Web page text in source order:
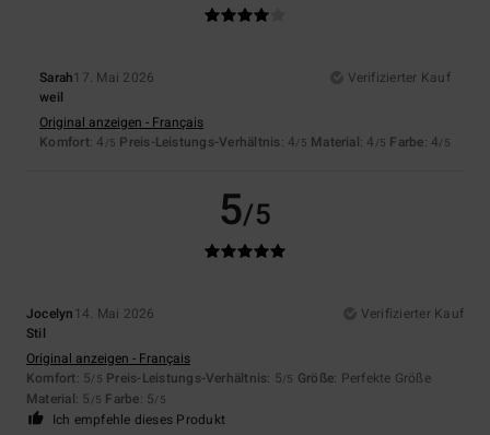
Sarah17. Mai 2026
Verifizierter Kauf
weil
Original anzeigen - Français
Komfort: 4 /5 Preis-Leistungs-Verhältnis: 4/5 Material: 4 /5 Farbe: 4/5
5/5
Jocelyn 14. Mai 2026
Verifizierter Kauf
Stil
Original anzeigen - Français
Komfort: 5/5 Preis-Leistungs-Verhältnis: 5/5 Größe: Perfekte Größe
Material: 5 /5 Farbe: 5/5
Ich empfehle dieses Produkt